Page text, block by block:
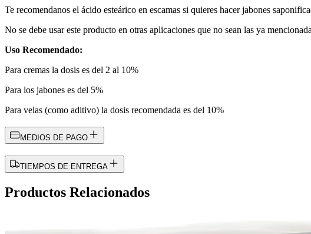
Te recomendanos el ácido esteárico en escamas si quieres hacer jabones
No se debe usar este producto en otras aplicaciones que no sean las ya
Uso Recomendado:
Para cremas la dosis es del 2 al 10%
Para los jabones es del 5%
Para velas (como aditivo) la dosis recomendada es del 10%
MEDIOS DE PAGO
TIEMPOS DE ENTREGA
Productos Relacionados